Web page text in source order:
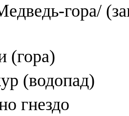
гора/
(гора)
(водопад)
гнездо